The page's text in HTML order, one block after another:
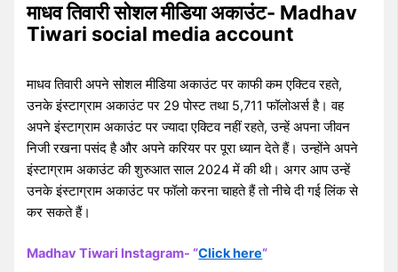
माधव तिवारी सोशल मीडिया अकाउंट- Madhav
Tiwari social media account
माधव तिवारी अपने सोशल मीडिया अकाउंट पर काफी कम एक्टिव रहते,
उनके इंस्टाग्राम अकाउंट पर 29 पोस्ट तथा 5,711 फॉलोअर्स है। वह
अपने इंस्टाग्राम अकाउंट पर ज्यादा एक्टिव नहीं रहते, उन्हें अपना जीवन
निजी रखना पसंद है और अपने करियर पर पूरा ध्यान देते हैं। उन्होंने अपने
इंस्टाग्राम अकाउंट की शुरुआत साल 2024 में की थी। अगर आप उन्हें
उनके इंस्टाग्राम अकाउंट पर फॉलो करना चाहते हैं तो नीचे दी गई लिंक से
कर सकते हैं।
Madhav Tiwari Instagram- “Click here“